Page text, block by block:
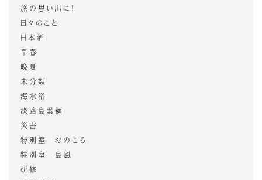
旅の思い出に！
日々のこと
日本酒
早春
晩夏
未分類
海水浴
淡路島素麺
災害
特別室 おのころ
特別室 島風
研修